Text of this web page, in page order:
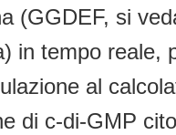
(GGDEF, si
in tempo reale,
al
di c-di-GMP